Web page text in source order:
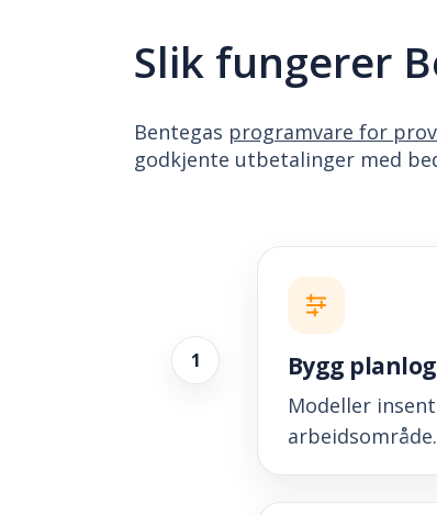
Slik fungerer
Bentegas programvare for
godkjente utbetalinger med
1 Bygg
Modeller
arbeidsområde.